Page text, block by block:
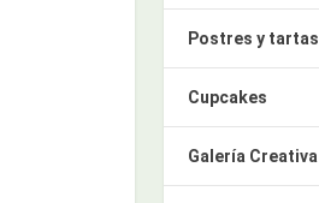
Postres y tartas
Cupcakes
Galería Creativa